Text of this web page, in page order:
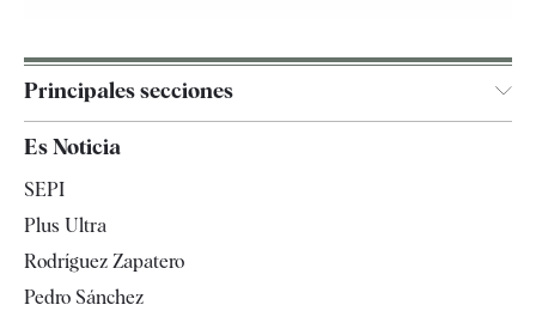
Principales secciones
España
Televisión
Es Noticia
SEPI
Plus Ultra
Rodríguez Zapatero
Pedro Sánchez